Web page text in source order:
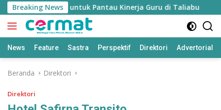
Langsung
ke
konten
Breaking News
Disiapkan untuk Pantau Kinerja Guru di Taliabu
News Feature Sastra Perspektif Direktori Advertorial
Beranda Direktori
Direktori